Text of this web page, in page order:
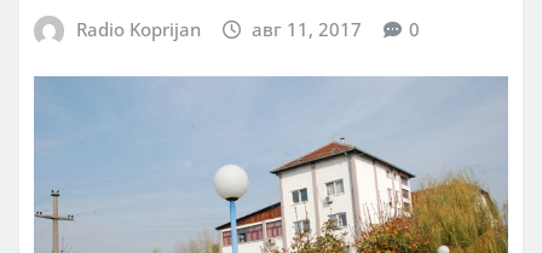
Radio Koprijan авг 11, 2017 0